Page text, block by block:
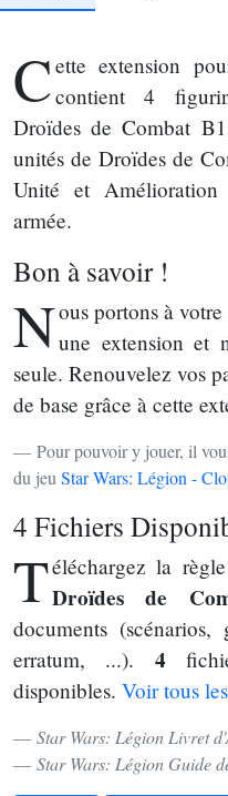
Cette extension
contient 4
Droïdes de Combat
unités de Droïdes de
Unité et Amélioration
armée.
Bon à savoir !
Nous portons à
une extension et
seule. Renouvelez vos
de base grâce à cette
Pour pouvoir y jouer, il
du jeu Star Wars: Légion -
4 Fichiers
Téléchargez la
Droïdes de
documents
erratum, ...). 4
disponibles. Voir tous
Star Wars: Légion Livret
Star Wars: Légion Guide